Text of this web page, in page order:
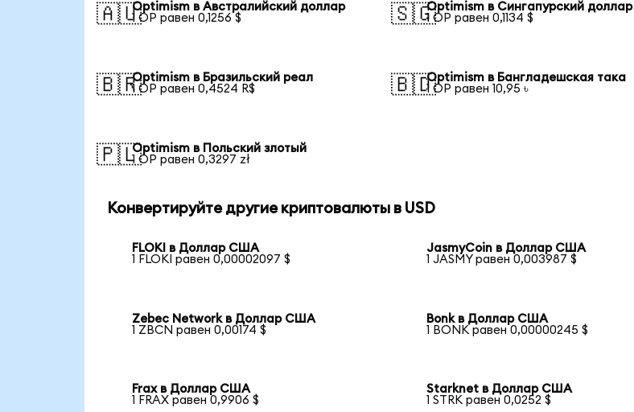
🇦🇺Optimism в Австралийский доллар
1 OP равен 0,1256 $
🇸🇬Optimism в Сингапурский доллар
1 OP равен 0,1134 $
🇧🇷Optimism в Бразильский реал
1 OP равен 0,4524 R$
🇧🇩Optimism в Бангладешская така
1 OP равен 10,95 ৳
🇵🇱Optimism в Польский злотый
1 OP равен 0,3297 zł
Конвертируйте другие криптовалюты в USD
FLOKI в Доллар США
1 FLOKI равен 0,00002097 $
JasmyCoin в Доллар США
1 JASMY равен 0,003987 $
Zebec Network в Доллар США
1 ZBCN равен 0,00174 $
Bonk в Доллар США
1 BONK равен 0,00000245 $
Frax в Доллар США
1 FRAX равен 0,9906 $
Starknet в Доллар США
1 STRK равен 0,0252 $